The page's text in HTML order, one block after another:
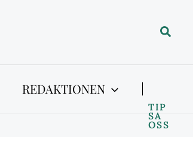
Sök
REDAKTIONEN
TIP
SA
OSS